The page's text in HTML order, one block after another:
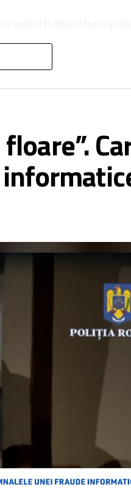
Morariu, adjunct al
din cadrul Biroului Rutier
Biroului de Investigații
prezenți la
reclamații privind fake-
persoane.
detectat. Internauții, deci,
informații false în mediul
mai rău – ale unor